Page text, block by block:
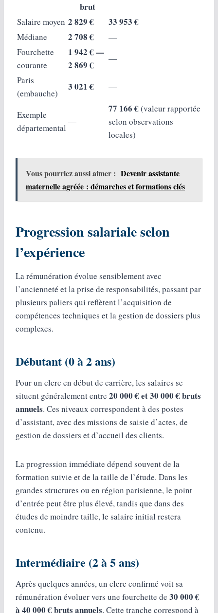
brut
Salaire moyen 2 829 € 33 953 €
Médiane 2 708 €
—
Fourchette
courante
1 942 € —
2 869 €
—
Paris
(embauche)
3 021 € —
Exemple
départemental
—
77 166 €(valeur rapportée
selon observations
locales)
Vous pourriez aussi aimer : Devenir assistante
maternelle agréée : démarches et formations clés
Progression salariale selon
l’expérience
La rémunération évolue sensiblement avec
l’ancienneté et la prise de responsabilités, passant par
plusieurs paliers qui reflètent l’acquisition de
compétences techniques et la gestion de dossiers plus
complexes.
Débutant (0 à 2 ans)
Pour un clerc en début de carrière, les salaires se
situent généralement entre 20 000 € et 30 000 € bruts
annuels. Ces niveaux correspondent à des postes
d’assistant, avec des missions de saisie d’actes, de
gestion de dossiers et d’accueil des clients.
La progression immédiate dépend souvent de la
formation suivie et de la taille de l’étude. Dans les
grandes structures ou en région parisienne, le point
d’entrée peut être plus élevé, tandis que dans des
études de moindre taille, le salaire initial restera
contenu.
Intermédiaire (2 à 5 ans)
Après quelques années, un clerc confirmé voit sa
rémunération évoluer vers une fourchette de 30 000 €
à 40 000 € bruts annuels. Cette tranche correspond à